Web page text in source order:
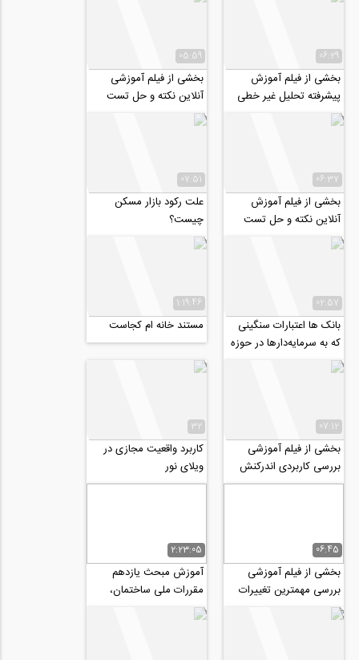
06:29
بخشی از فیلم آموزش
پیشرفته تحلیل غیر خطی
سازه های بتنی با ETABS
05:59
بخشی از فیلم آموزشی
آنلاین نکته و حل تست
الاستیسیته، ویژه کنکور
دکتری عمران ۹۹
06:37
بخشی از فیلم آموزش
آنلاین نکته و حل تست
دینامیک سازه ها، ویژه
کنکور دکتری عمران...
07:51
علت رکود بازار مسکن
چیست؟
02:57
بانک ها اعتبارات سنگینی
که به سرمایه‌دارها در حوزه
مسکن داده اند را
نتوانستند...
1:19:46
مستند خانه ام کجاست
07:12
بخشی از فیلم آموزشی
بررسی کاربردی اندرکنش
خاک و سازه از منظر آیین
32
کاربرد واقعیت مجازی در
ویلای نور
06:45
بخشی از فیلم آموزشی
بررسی مهمترین تغییرات
مبحث نهم ویرایش پنجم
(۹۹) و کاربرد...
2:23:05
آموزش مبحث یازدهم
مقررات ملی ساختمان،
طرح و اجرای صنعتی
ساختمان ها